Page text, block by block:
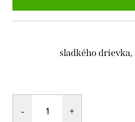
sladkého